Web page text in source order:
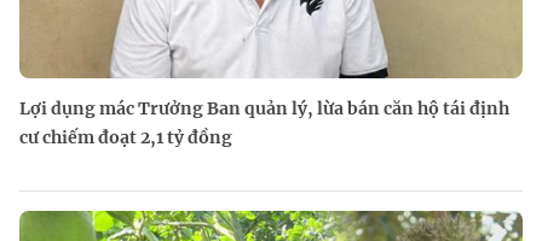
Lợi dụng mác Trưởng Ban quản lý, lừa bán căn hộ tái định
cư chiếm đoạt 2,1 tỷ đồng